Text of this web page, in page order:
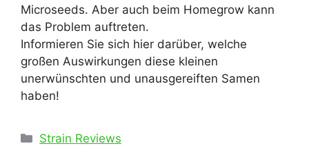
Microseeds. Aber auch beim Homegrow kann
das Problem auftreten.
Informieren Sie sich hier darüber, welche
großen Auswirkungen diese kleinen
unerwünschten und unausgereiften Samen
haben!
Kategorien
Strain Reviews